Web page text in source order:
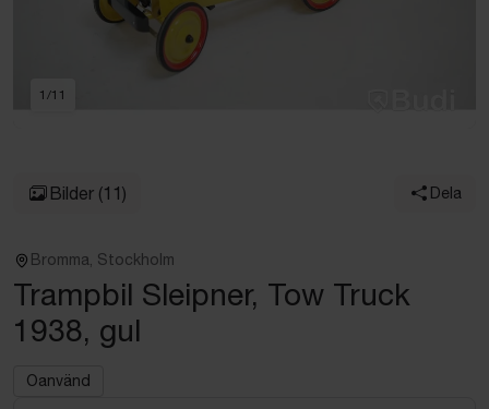
1 /11
Bilder (11) Dela
Bromma, Stockholm
Trampbil Sleipner, Tow Truck
1938, gul
Oanvänd